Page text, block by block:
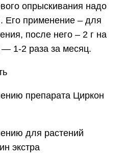
опрыскивания надо
Его применение – для
после него – 2 г на
— 1-2 раза за месяц.
препарата Циркон
для растений
экстра